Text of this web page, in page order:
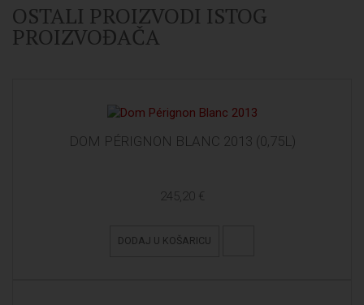
OSTALI PROIZVODI ISTOG
PROIZVOĐAČA
DOM PÉRIGNON BLANC 2013 (0,75L)
245,20 €
DODAJ U KOŠARICU